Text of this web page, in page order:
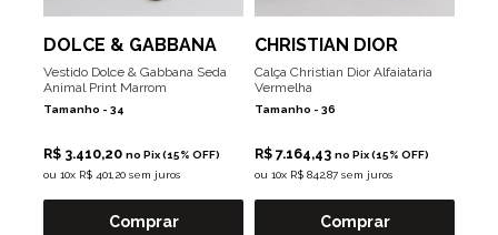
DOLCE & GABBANA
Vestido Dolce & Gabbana Seda
Animal Print Marrom
Tamanho - 34
R$ 3.410,20 no Pix (15% OFF)
ou 10x R$ 401,20 sem juros
Comprar
CHRISTIAN DIOR
Calça Christian Dior Alfaiataria
Vermelha
Tamanho - 36
R$ 7.164,43 no Pix (15% OFF)
ou 10x R$ 842,87 sem juros
Comprar